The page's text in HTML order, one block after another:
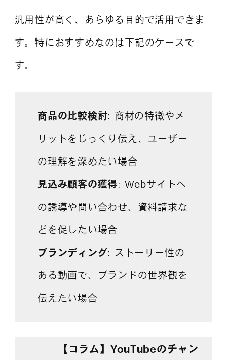
汎用性が高く、あらゆる目的で活用できま
す。特におすすめなのは下記のケースで
す。
商品の比較検討: 商材の特徴やメ
リットをじっくり伝え、ユーザー
の理解を深めたい場合
見込み顧客の獲得: Webサイトへ
の誘導や問い合わせ、資料請求な
どを促したい場合
ブランディング: ストーリー性の
ある動画で、ブランドの世界観を
伝えたい場合
【コラム】YouTubeのチャン